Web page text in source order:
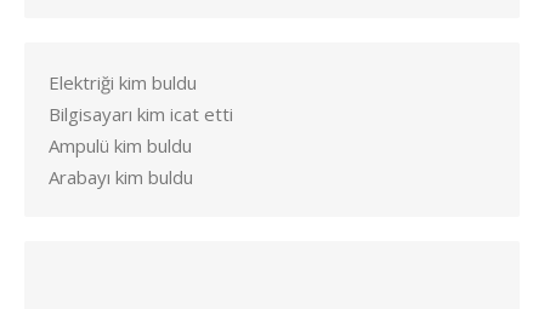
Elektriği kim buldu
Bilgisayarı kim icat etti
Ampulü kim buldu
Arabayı kim buldu